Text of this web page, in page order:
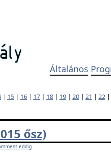
Általános
| 15 | 16 | 17 | 18 | 19 | 20 | 21 | 22 |
ősz)
eddig